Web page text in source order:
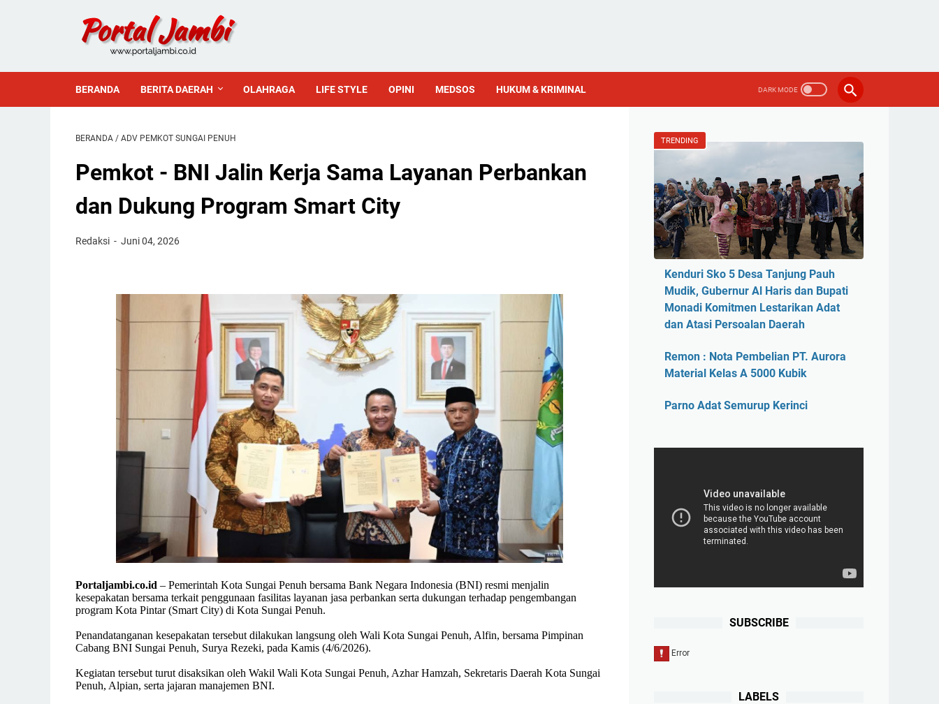
BERANDA BERITA DAERAH OLAHRAGA LIFE STYLE OPINI MEDSOS HUKUM & KRIMINAL
BERANDA / ADV PEMKOT SUNGAI PENUH
Pemkot - BNI Jalin Kerja Sama Layanan Perbankan
dan Dukung Program Smart City
Redaksi Juni 04, 2026
Portaljambi.co.id – Pemerintah Kota Sungai Penuh bersama Bank Negara Indonesia (BNI) resmi menjalin
kesepakatan bersama terkait penggunaan fasilitas layanan jasa perbankan serta dukungan terhadap pengembangan
program Kota Pintar (Smart City) di Kota Sungai Penuh.
Penandatanganan kesepakatan tersebut dilakukan langsung oleh Wali Kota Sungai Penuh, Alfin, bersama Pimpinan
Cabang BNI Sungai Penuh, Surya Rezeki, pada Kamis (4/6/2026).
Kegiatan tersebut turut disaksikan oleh Wakil Wali Kota Sungai Penuh, Azhar Hamzah, Sekretaris Daerah Kota Sungai
Penuh, Alpian, serta jajaran manajemen BNI.
TRENDING
Kenduri Sko 5 Desa Tanjung Pauh
Mudik, Gubernur Al Haris dan Bupati
Monadi Komitmen Lestarikan Adat
dan Atasi Persoalan Daerah
Remon : Nota Pembelian PT. Aurora
Material Kelas A 5000 Kubik
Parno Adat Semurup Kerinci
SUBSCRIBE
LABELS